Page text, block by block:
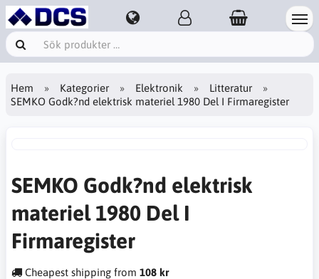
Hem Kategorier Elektronik
Litteratur
SEMKO Godk?nd elektrisk materiel 1980 Del I Firmaregister
SEMKO Godk?nd elektrisk
materiel 1980 Del I
Firmaregister
Cheapest shipping from 108 kr